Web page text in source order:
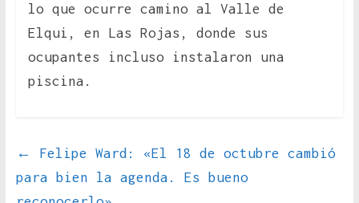
lo que ocurre camino al Valle de
Elqui, en Las Rojas, donde sus
ocupantes incluso instalaron una
piscina.
←
Felipe Ward: «El 18 de octubre cambió
para bien la agenda. Es bueno